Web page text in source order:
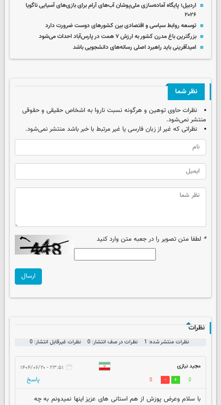
اردبیل؛ پایگاه آماده‌سازی ملی‌پوشان آب‌های آرام برای بازی‌های آسیایی ناگویا
۲۰۲۶
توسعه روابط سیاسی و اقتصادی بین کشورهای دوست ضرورت دارد
بزرگترین باغ مدرن کشور به ارزش ۷ همت در پارس‌آباد احداث می‌شود
امیدآفرینی باید راهبرد اصلی رسانه‌های دانشجویی باشد
نظر شما
نظرات حاوی توهین و هرگونه نسبت ناروا به اشخاص حقیقی و حقوقی
منتشر نمی‌شود.
نظراتی که غیر از زبان فارسی یا غیر مرتبط با خبر باشد منتشر نمی‌شود.
* لطفا متن تصویر را در جعبه متن وارد کنید
ارسال
نظرات
نظرات منتشر شده: 1 نظرات در صف انتشار: 0 نظرات غیرقابل انتشار: 0
مجید نیازی ۲۳:۵۱ - ۱۴۰۴/۰۶/۲۰
0
0
پاسخ
با سلام وعرض پوزش از هم استانی های عزیز اینها نمیدونم به چه